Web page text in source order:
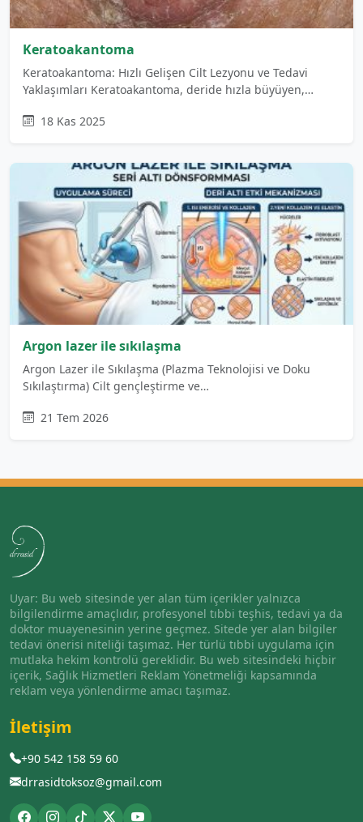
Keratoakantoma
Keratoakantoma: Hızlı Gelişen Cilt Lezyonu ve Tedavi
Yaklaşımları Keratoakantoma, deride hızla büyüyen,…
18 Kas 2025
Argon lazer ile sıkılaşma
Argon Lazer ile Sıkılaşma (Plazma Teknolojisi ve Doku
Sıkılaştırma) Cilt gençleştirme ve…
21 Tem 2026
Uyar: Bu web sitesinde yer alan tüm içerikler yalnızca
bilgilendirme amaçlıdır, profesyonel tıbbi teşhis, tedavi ya da
doktor muayenesinin yerine geçmez. Sitede yer alan bilgiler
tedavi önerisi niteliği taşımaz. Her türlü tıbbi uygulama için
mutlaka hekim kontrolü gereklidir. Bu web sitesindeki hiçbir
içerik, Sağlık Hizmetleri Reklam Yönetmeliği kapsamında
reklam veya yönlendirme amacı taşımaz.
İletişim
+90 542 158 59 60
drrasidtoksoz@gmail.com